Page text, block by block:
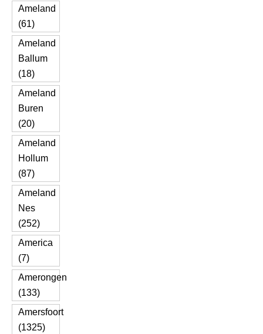
Ameland
(61)
Ameland
Ballum
(18)
Ameland
Buren
(20)
Ameland
Hollum
(87)
Ameland
Nes
(252)
America
(7)
Amerongen
(133)
Amersfoort
(1325)